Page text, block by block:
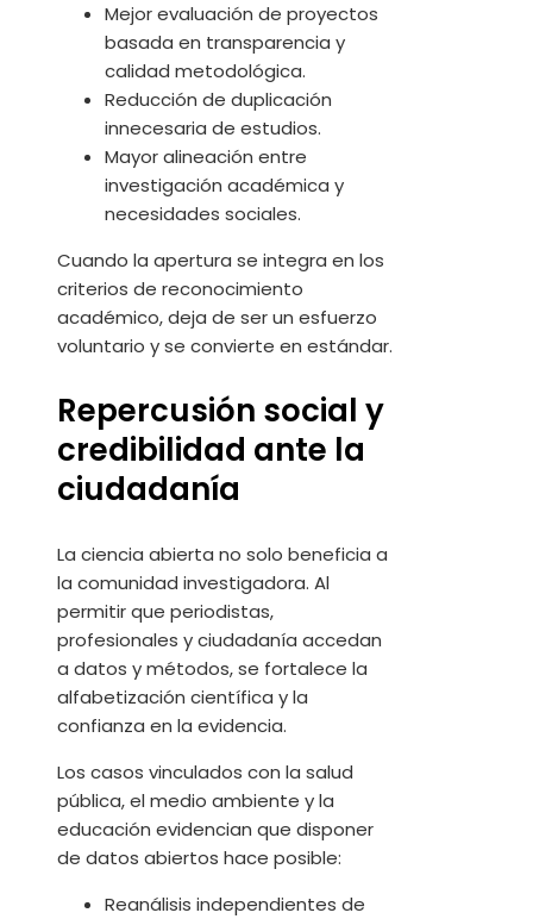
Mejor evaluación de proyectos
basada en transparencia y
calidad metodológica.
Reducción de duplicación
innecesaria de estudios.
Mayor alineación entre
investigación académica y
necesidades sociales.
Cuando la apertura se integra en los
criterios de reconocimiento
académico, deja de ser un esfuerzo
voluntario y se convierte en estándar.
Repercusión social y
credibilidad ante la
ciudadanía
La ciencia abierta no solo beneficia a
la comunidad investigadora. Al
permitir que periodistas,
profesionales y ciudadanía accedan
a datos y métodos, se fortalece la
alfabetización científica y la
confianza en la evidencia.
Los casos vinculados con la salud
pública, el medio ambiente y la
educación evidencian que disponer
de datos abiertos hace posible:
Reanálisis independientes de